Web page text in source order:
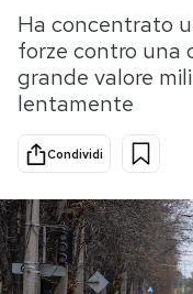
Tecnologia
Internet
Scienza
Cultura
Economia
PODCAST
Ha concentrato
forze contro una
grande valore
lentamente
Condividi